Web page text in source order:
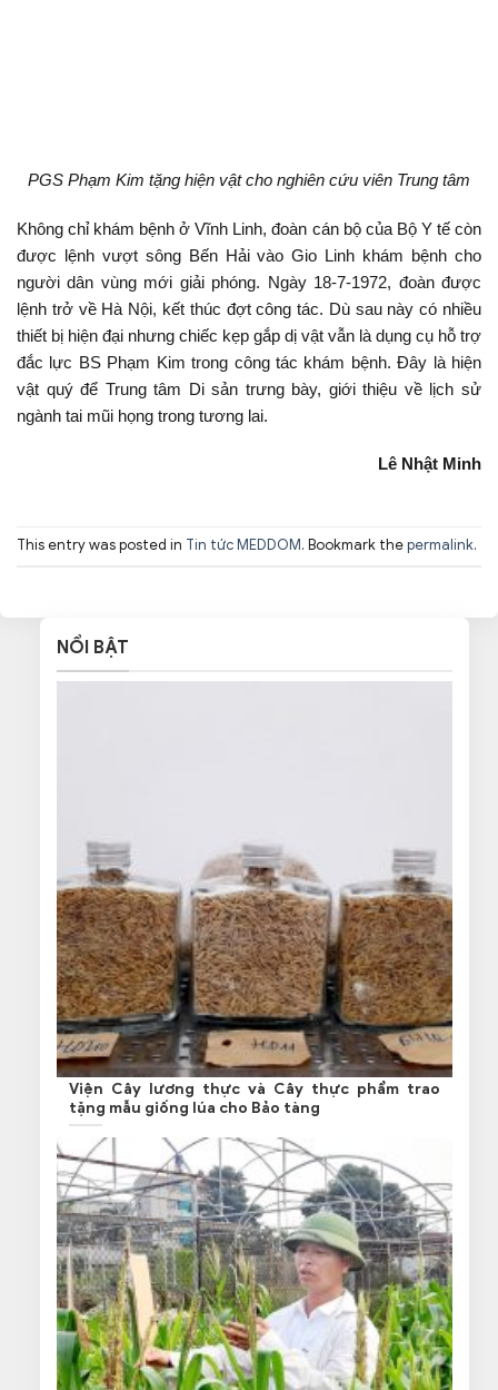
PGS Phạm Kim tặng hiện vật cho nghiên cứu viên Trung tâm
Không chỉ khám bệnh ở Vĩnh Linh, đoàn cán bộ của Bộ Y tế còn
được lệnh vượt sông Bến Hải vào Gio Linh khám bệnh cho
người dân vùng mới giải phóng. Ngày 18-7-1972, đoàn được
lệnh trở về Hà Nội, kết thúc đợt công tác. Dù sau này có nhiều
thiết bị hiện đại nhưng chiếc kẹp gắp dị vật vẫn là dụng cụ hỗ trợ
đắc lực BS Phạm Kim trong công tác khám bệnh. Đây là hiện
vật quý để Trung tâm Di sản trưng bày, giới thiệu về lịch sử
ngành tai mũi họng trong tương lai.
Lê Nhật Minh
This entry was posted in Tin tức MEDDOM. Bookmark thepermalink.
NỔI BẬT
Viện Cây lương thực và Cây thực phẩm trao
tặng mẫu giống lúa cho Bảo tàng